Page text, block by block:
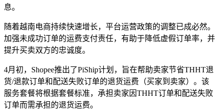
息。
随着越南电商持续快速增长，平台运营政策的调整已成必然。
加强未成功订单的运费支付责任，有助于降低虚假订单率，并
提升买卖双方的忠诚度。
4月初，Shopee推出了PiShip计划，旨在帮助卖家节省THHT退
货/退款订单和配送失败订单的退货运费（买家到卖家）。该
服务套餐将根据套餐标准，承担卖家因THHT订单和配送失败
订单而需承担的退货运费。